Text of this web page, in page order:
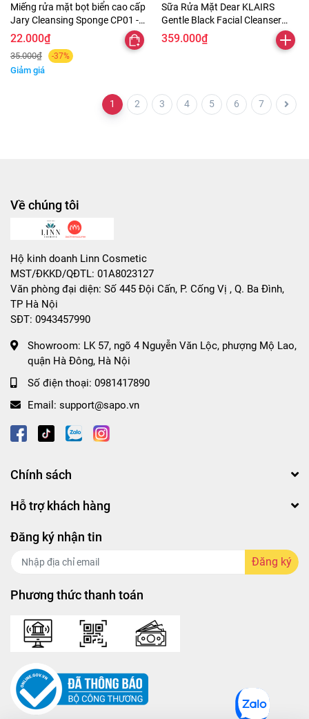
Miếng rửa mặt bọt biển cao cấp
Jary Cleansing Sponge CP01 -
CP02 - CP03 ( 1 cái lẻ ) chính
22.000₫
35.000₫ -37%
Giảm giá
Sữa Rửa Mặt Dear KLAIRS
Gentle Black Facial Cleanser
140ml
359.000₫
1 2 3 4 5 6 7
Về chúng tôi
Hộ kinh doanh Linn Cosmetic
MST/ĐKKD/QĐTL: 01A8023127
Văn phòng đại diện: Số 445 Đội Cấn, P. Cống Vị , Q. Ba Đình,
TP Hà Nội
SĐT: 0943457990
Showroom: LK 57, ngõ 4 Nguyễn Văn Lộc, phượng Mộ Lao,
quận Hà Đông, Hà Nội
Số điện thoại: 0981417890
Email: support@sapo.vn
Chính sách
Hỗ trợ khách hàng
Đăng ký nhận tin
Đăng ký
Phương thức thanh toán